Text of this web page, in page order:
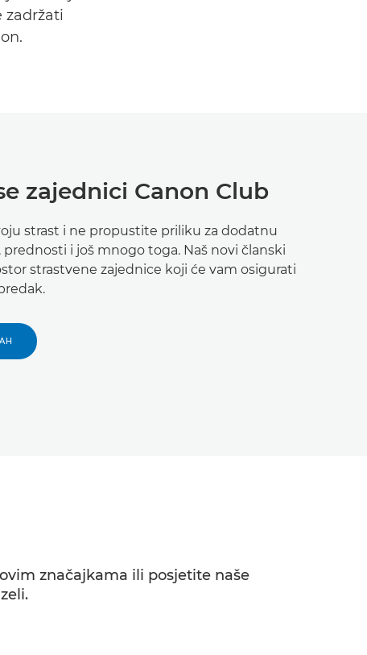
zadržati
zajednici Canon Club
strast i ne propustite priliku za dodatnu
prednosti i još mnogo toga. Naš novi članski
strastvene zajednice koji će vam osigurati
značajkama ili posjetite naše